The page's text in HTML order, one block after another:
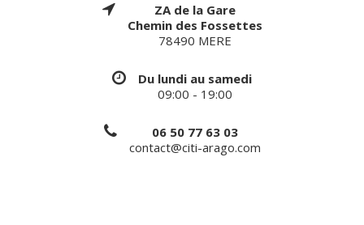
ZA de la Gare
Chemin des Fossettes
78490 MERE
Du lundi au samedi
09:00 - 19:00
06 50 77 63 03
contact@citi-arago.com